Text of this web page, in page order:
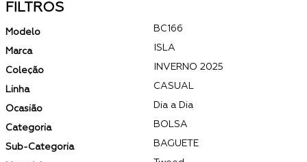
FILTROS
Modelo BC166
Marca ISLA
Coleção INVERNO 2025
Linha CASUAL
Ocasião Dia a Dia
Categoria BOLSA
Sub-Categoria BAGUETE